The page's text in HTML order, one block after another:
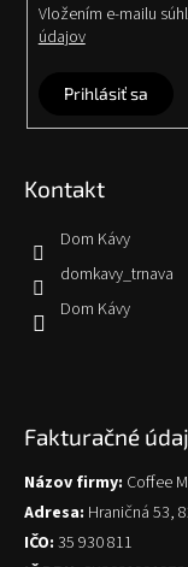
Vložením e-mailu
údajov
Prihlásiť sa
Kontakt
Dom Kávy
domkavy_trnava
Dom Kávy
Fakturačné
Názov firmy: Coffee
Adresa: Hraničná 53,
IČO: 35 930 811